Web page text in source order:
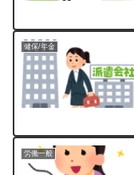
健保/年金
労働一般